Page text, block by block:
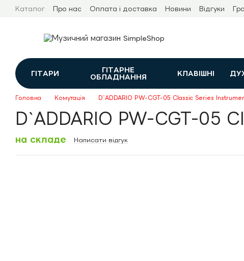
Перейти до основного контенту
Каталог Про нас Оплата і доставка Новини Відгуки
ГІТАРИ
ГІТАРНЕ
ОБЛАДНАННЯ
КЛАВІШНІ
Головна Комутація D`ADDARIO PW-CGT-05 Classic Series
D`ADDARIO PW-CGT-05
на складе Написати відгук